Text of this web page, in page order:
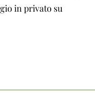
in privato su